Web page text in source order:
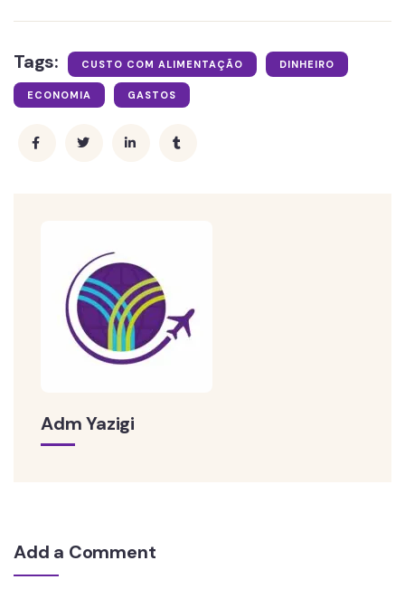
Tags: CUSTO COM ALIMENTAÇÃO DINHEIRO
ECONOMIA GASTOS
Adm Yazigi
Add a Comment